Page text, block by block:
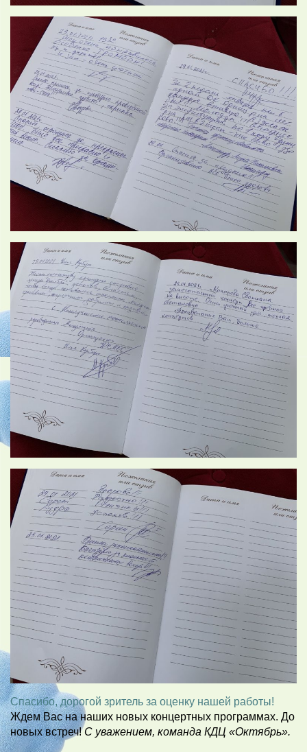
Спасибо, дорогой зритель за оценку нашей работы!
Ждем Вас на наших новых концертных программах. До
новых встреч!С уважением, команда КДЦ «Октябрь».